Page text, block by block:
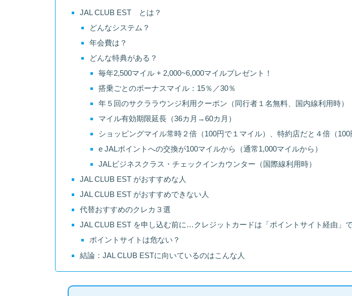
JAL CLUB EST とは？
どんなシステム？
年会費は？
どんな特典がある？
毎年2,500マイル + 2,000~6,000マイルプレゼント！
搭乗ごとのボーナスマイル：15％／30％
年５回のサクララウンジ利用クーポン（同行者１名無料、国内線利用時）
マイル有効期限延長（36カ月→60カ月）
ショッピングマイル常時２倍（100円で１マイル）、特約店だと４倍（100
e JALポイントへの交換が100マイルから（通常1,000マイルから）
JALビジネスクラス・チェックインカウンター（国際線利用時）
JAL CLUB EST がおすすめな人
JAL CLUB EST がおすすめできない人
代替おすすめのクレカ３選
JAL CLUB EST を申し込む前に…クレジットカードは「ポイントサイト経由」
ポイントサイトは危ない？
結論：JAL CLUB ESTに向いているのはこんな人